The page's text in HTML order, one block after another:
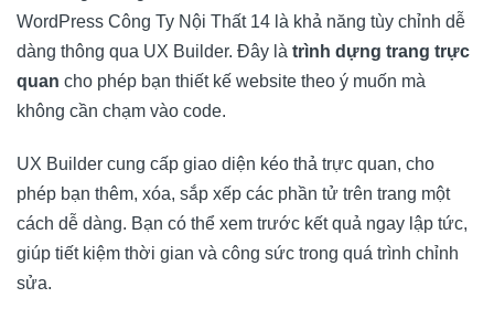
WordPress Công Ty Nội Thất 14 là khả năng tùy chỉnh dễ
dàng thông qua UX Builder. Đây là trình dựng trang trực
quan cho phép bạn thiết kế website theo ý muốn mà
không cần chạm vào code.
UX Builder cung cấp giao diện kéo thả trực quan, cho
phép bạn thêm, xóa, sắp xếp các phần tử trên trang một
cách dễ dàng. Bạn có thể xem trước kết quả ngay lập tức,
giúp tiết kiệm thời gian và công sức trong quá trình chỉnh
sửa.